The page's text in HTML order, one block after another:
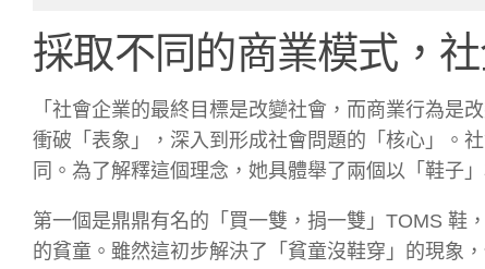
採取不同的商業模式，
「社會企業的最終目標是改變社會，而商業行為是
衝破「表象」，深入到形成社會問題的「核心」。
同。為了解釋這個理念，她具體舉了兩個以「鞋子
第一個是鼎鼎有名的「買一雙，捐一雙」TOMS 鞋
的貧童。雖然這初步解決了「貧童沒鞋穿」的現象